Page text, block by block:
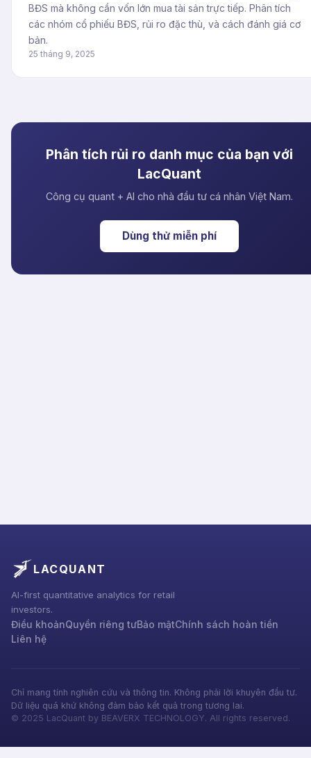
BĐS mà không cần vốn lớn mua tài sản trực tiếp. Phân tích
các nhóm cổ phiếu BĐS, rủi ro đặc thù, và cách đánh giá cơ
bản.
25 tháng 9, 2025
Phân tích rủi ro danh mục của bạn với
LacQuant
Công cụ quant + AI cho nhà đầu tư cá nhân Việt Nam.
Dùng thử miễn phí
LACQUANT
AI-first quantitative analytics for retail
investors.
Điều khoảnQuyền riêng tưBảo mậtChính sách hoàn tiền
Liên hệ
Chỉ mang tính nghiên cứu và thông tin. Không phải lời khuyên đầu tư.
Dữ liệu quá khứ không đảm bảo kết quả trong tương lai.
© 2025 LacQuant by BEAVERX TECHNOLOGY. All rights reserved.